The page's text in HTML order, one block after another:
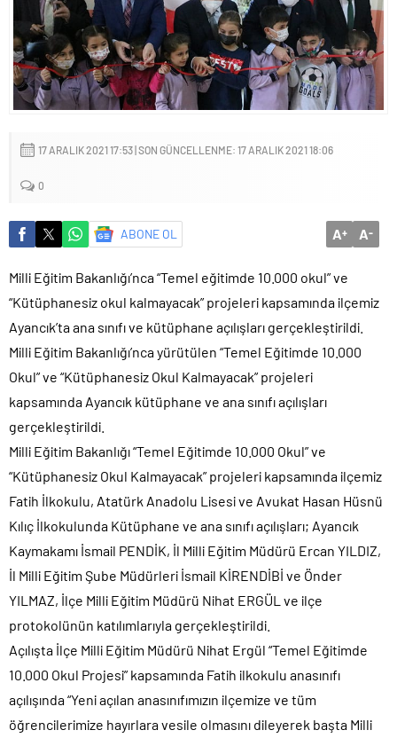
17 ARALIK 2021 17:53 | SON GÜNCELLENME: 17 ARALIK 2021 18:06
0
ABONE OL A+ A-
Milli Eğitim Bakanlığı’nca “Temel eğitimde 10.000 okul” ve
“Kütüphanesiz okul kalmayacak” projeleri kapsamında ilçemiz
Ayancık’ta ana sınıfı ve kütüphane açılışları gerçekleştirildi.
Milli Eğitim Bakanlığı’nca yürütülen “Temel Eğitimde 10.000
Okul” ve “Kütüphanesiz Okul Kalmayacak” projeleri
kapsamında Ayancık kütüphane ve ana sınıfı açılışları
gerçekleştirildi.
Milli Eğitim Bakanlığı “Temel Eğitimde 10.000 Okul” ve
“Kütüphanesiz Okul Kalmayacak” projeleri kapsamında ilçemiz
Fatih İlkokulu, Atatürk Anadolu Lisesi ve Avukat Hasan Hüsnü
Kılıç İlkokulunda Kütüphane ve ana sınıfı açılışları; Ayancık
Kaymakamı İsmail PENDİK, İl Milli Eğitim Müdürü Ercan YILDIZ,
İl Milli Eğitim Şube Müdürleri İsmail KİRENDİBİ ve Önder
YILMAZ, İlçe Milli Eğitim Müdürü Nihat ERGÜL ve ilçe
protokolünün katılımlarıyla gerçekleştirildi.
Açılışta İlçe Milli Eğitim Müdürü Nihat Ergül “Temel Eğitimde
10.000 Okul Projesi” kapsamında Fatih ilkokulu anasınıfı
açılışında “Yeni açılan anasınıfımızın ilçemize ve tüm
öğrencilerimize hayırlara vesile olmasını dileyerek başta Milli